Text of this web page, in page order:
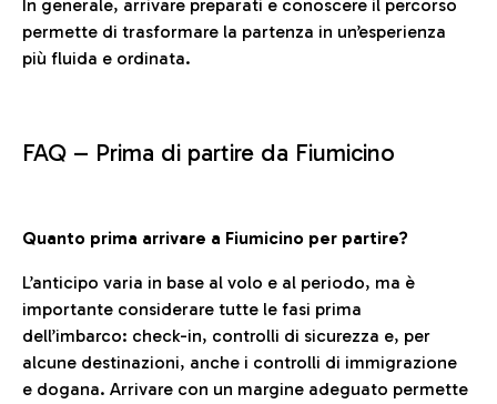
In generale, arrivare preparati e conoscere il percorso
permette di trasformare la partenza in un’esperienza
più fluida e ordinata.
FAQ – Prima di partire da Fiumicino
Quanto prima arrivare a Fiumicino per partire?
L’anticipo varia in base al volo e al periodo, ma è
importante considerare tutte le fasi prima
dell’imbarco: check-in, controlli di sicurezza e, per
alcune destinazioni, anche i controlli di immigrazione
e dogana. Arrivare con un margine adeguato permette